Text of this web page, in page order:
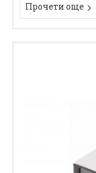
Прочети още